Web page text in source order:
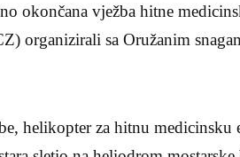
okončana vježba hitne
organizirali sa Oružanim
helikopter za hitnu